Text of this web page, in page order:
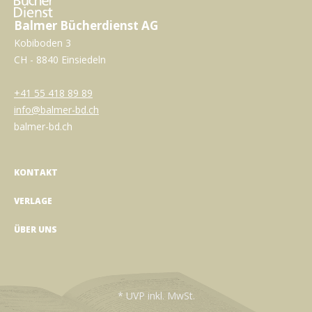
Balmer Bücherdienst AG
Kobiboden 3
CH - 8840 Einsiedeln
+41 55 418 89 89
info@balmer-bd.ch
balmer-bd.ch
KONTAKT
VERLAGE
ÜBER UNS
* UVP inkl. MwSt.